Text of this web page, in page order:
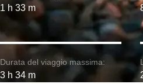
1 h 33 m
Durata del viaggio massima:
3 h 34 m